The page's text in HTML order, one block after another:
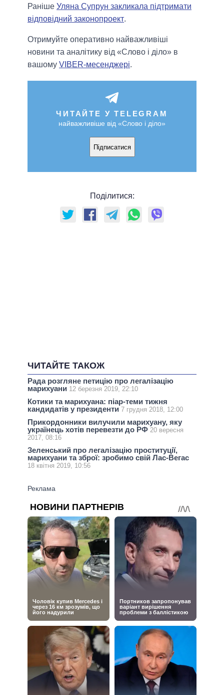
Раніше Уляна Супрун закликала підтримати
відповідний законопроект.
Отримуйте оперативно найважливіші
новини та аналітику від «Слово і діло» в
вашому VIBER-месенджері.
ЧИТАЙТЕ У TELEGRAM
найважливіше від «Слово і діло»
Підписатися
Поділитися:
ЧИТАЙТЕ ТАКОЖ
Рада розгляне петицію про легалізацію
марихуани 12 березня 2019, 22:10
Котики та марихуана: піар-теми тижня
кандидатів у президенти 7 грудня 2018, 12:00
Прикордонники вилучили марихуану, яку
українець хотів перевезти до РФ 20 вересня
2017, 08:16
Зеленський про легалізацію проституції,
марихуани та зброї: зробимо свій Лас-Вегас
18 квітня 2019, 10:56